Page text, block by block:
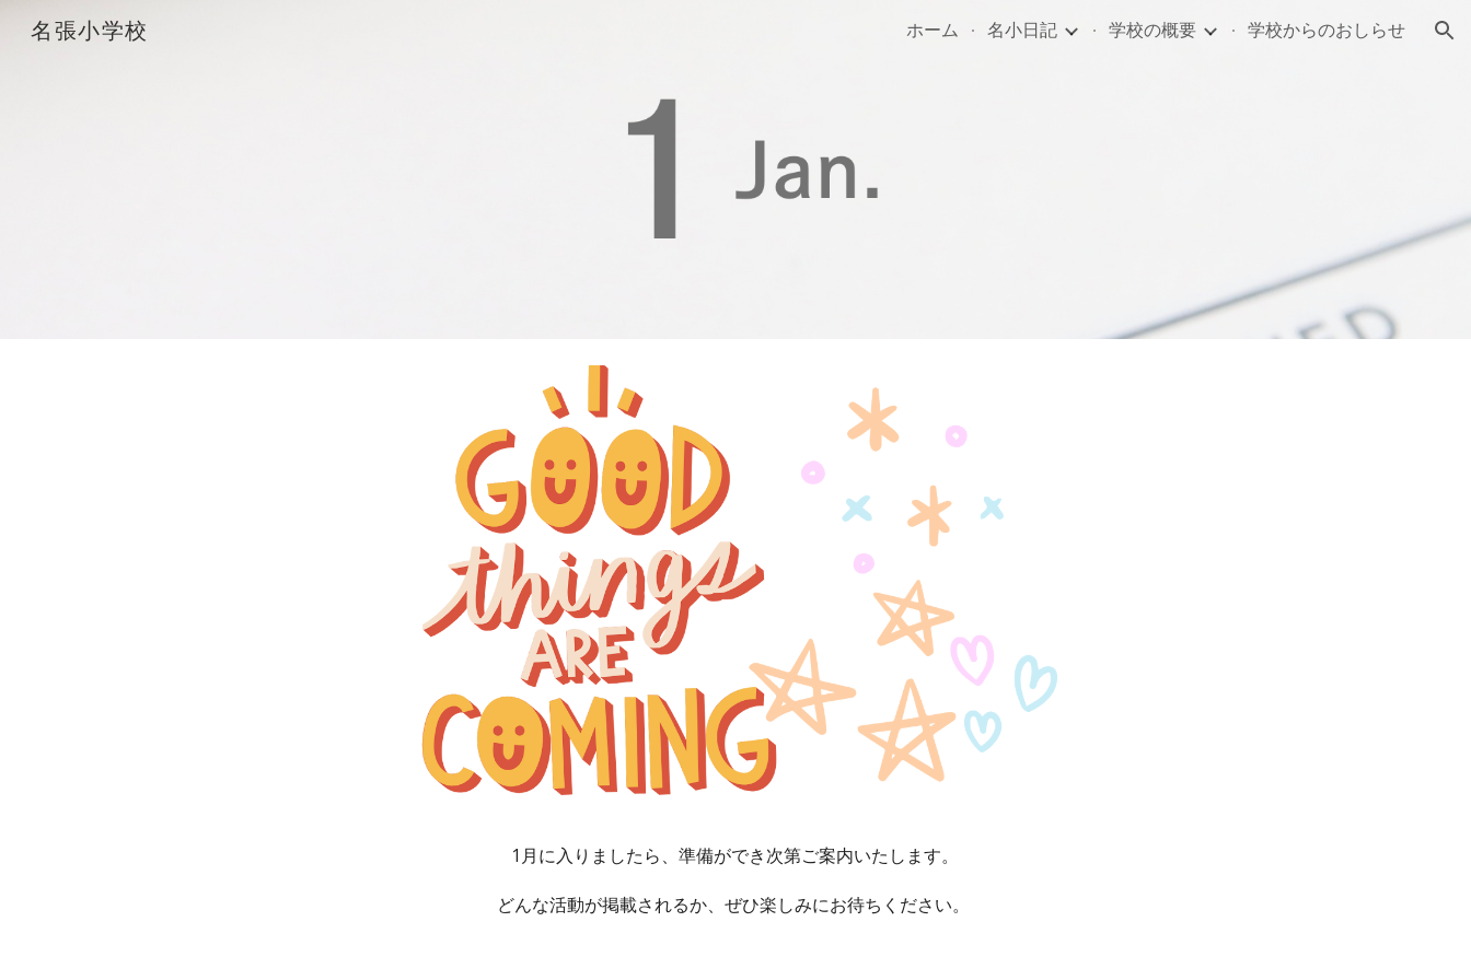
Skip to navigation
名張小学校 ホーム 名小日記 学校の概要 学校からのおしらせ
1月に入りましたら、準備ができ次第ご案内いたします。
どんな活動が掲載されるか、ぜひ楽しみにお待ちください。